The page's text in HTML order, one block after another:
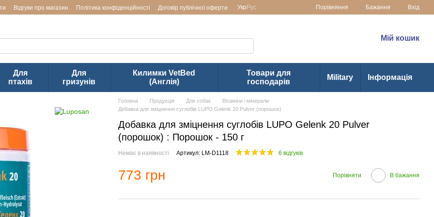
Відгуки про магазин Політика конфіденційності Договір публічної оферти Укр Рус Порівняння Бажання Вхід
Мій кошик
Для
птахів
Для
гризунів
Килимки VetBed
(Англія)
Товари для
господарів
Military Інформація
Головна Продукція Для собак
Вітаміни і мінерали
Добавка для зміцнення суглобів LUPO Gelenk 20 Pulver (порошок)
Добавка для зміцнення суглобів LUPO Gelenk 20 Pulver
(порошок) : Порошок - 150 г
Немає в наявності Артикул: LM-D1118 6 відгуків
773 грн Порівняти В бажання